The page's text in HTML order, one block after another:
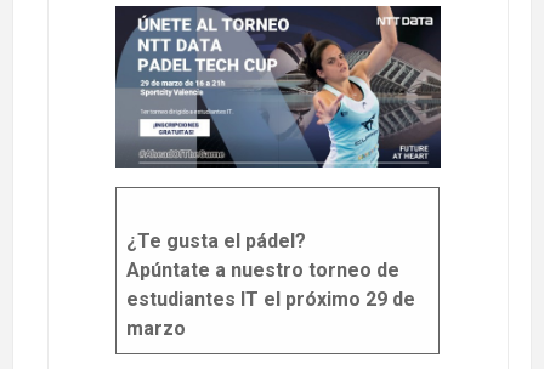
¿Te gusta el pádel?
Apúntate a nuestro torneo de
estudiantes IT el próximo 29 de
marzo